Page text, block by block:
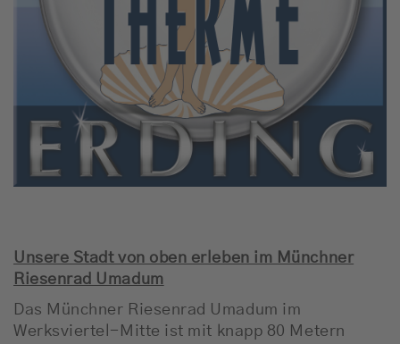
Unsere Stadt von oben erleben im Münchner
Riesenrad Umadum
Das Münchner Riesenrad Umadum im
Werksviertel-Mitte ist mit knapp 80 Metern